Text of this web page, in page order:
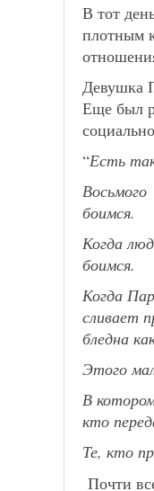
В тот
плотным
Девушка
Еще был
“Есть
Восьмого
боимся.
Когда
боимся.
Когда
сливает
бледна
Этого
В
кто
Те, кто
Почти